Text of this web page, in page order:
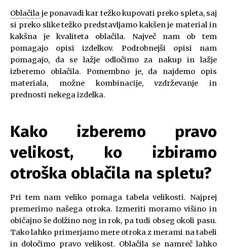
Oblačila je ponavadi kar težko kupovati preko spleta, saj
si preko slike težko predstavljamo kakšen je material in
kakšna je kvaliteta oblačila. Največ nam ob tem
pomagajo opisi izdelkov. Podrobnejši opisi nam
pomagajo, da se lažje odločimo za nakup in lažje
izberemo oblačila. Pomembno je, da najdemo opis
materiala, možne kombinacije, vzdrževanje in
prednosti nekega izdelka.
Kako izberemo pravo
velikost, ko izbiramo
otroška oblačila na spletu?
Pri tem nam veliko pomaga tabela velikosti. Najprej
premerimo našega otroka. Izmeriti moramo višino in
običajno še dolžino nog in rok, pa tudi obseg okoli pasu.
Tako lahko primerjamo mere otroka z merami na tabeli
in določimo pravo velikost. Oblačila se namreč lahko